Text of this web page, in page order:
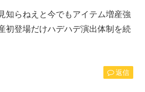
知らねえと今でもアイテム増産強
初登場だけハデハデ演出体制を続
返信